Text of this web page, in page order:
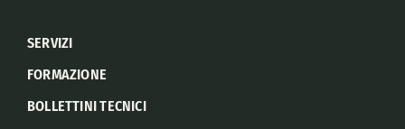
SERVIZI
FORMAZIONE
BOLLETTINI TECNICI